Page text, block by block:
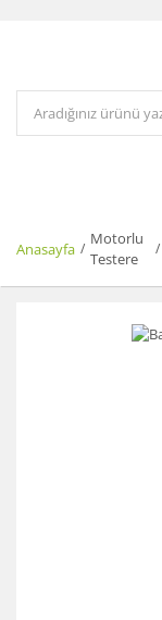
Anasayfa
Motorlu
Testere